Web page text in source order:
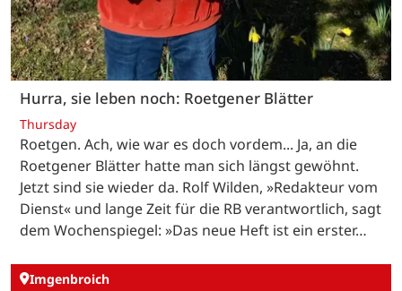
Hurra, sie leben noch: Roetgener Blätter
Thursday
Roetgen. Ach, wie war es doch vordem... Ja, an die
Roetgener Blätter hatte man sich längst gewöhnt.
Jetzt sind sie wieder da. Rolf Wilden, »Redakteur vom
Dienst« und lange Zeit für die RB verantwortlich, sagt
dem Wochenspiegel: »Das neue Heft ist ein erster…
Imgenbroich